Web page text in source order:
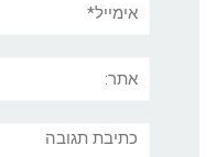
תגובה